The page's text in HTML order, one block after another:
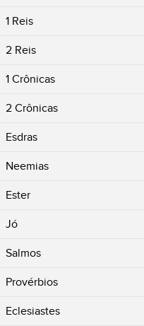
1 Reis
2 Reis
1 Crônicas
2 Crônicas
Esdras
Neemias
Ester
Jó
Salmos
Provérbios
Eclesiastes